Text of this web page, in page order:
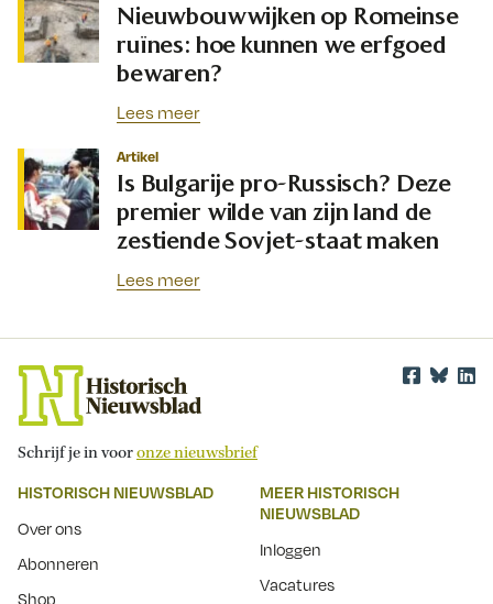
Nieuwbouwwijken op Romeinse
ruïnes: hoe kunnen we erfgoed
bewaren?
Lees meer
Artikel
Is Bulgarije pro-Russisch? Deze
premier wilde van zijn land de
zestiende Sovjet-staat maken
Lees meer
Schrijf je in vooronze nieuwsbrief
HISTORISCH NIEUWSBLAD
Over ons
Abonneren
Shop
MEER HISTORISCH
NIEUWSBLAD
Inloggen
Vacatures